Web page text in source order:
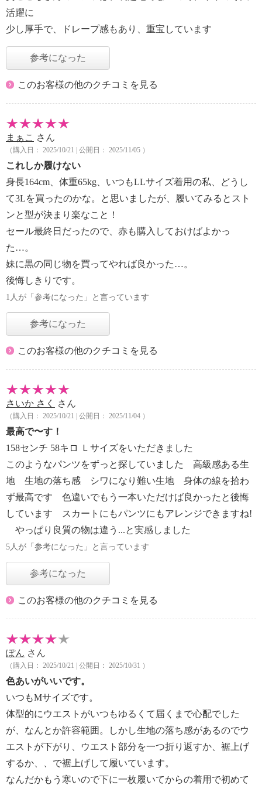
活躍に
少し厚手で、ドレープ感もあり、重宝しています
参考になった
このお客様の他のクチコミを見る
まぁこ さん
（購入日： 2025/10/21 | 公開日： 2025/11/05 ）
これしか履けない
身長164cm、体重65kg、いつもLLサイズ着用の私、どうし
て3Lを買ったのかな。と思いましたが、履いてみるとスト
ンと型が決まり楽なこと！
セール最終日だったので、赤も購入しておけばよかっ
た…。
妹に黒の同じ物を買ってやれば良かった…。
後悔しきりです。
1人が「参考になった」と言っています
参考になった
このお客様の他のクチコミを見る
さいか さく さん
（購入日： 2025/10/21 | 公開日： 2025/11/04 ）
最高で〜す！
158センチ 58キロ Ｌサイズをいただきました
このようなパンツをずっと探していました 高級感ある生
地 生地の落ち感 シワになり難い生地 身体の線を拾わ
ず最高です 色違いでもう一本いただけば良かったと後悔
しています スカートにもパンツにもアレンジできますね!
やっぱり良質の物は違う...と実感しました
5人が「参考になった」と言っています
参考になった
このお客様の他のクチコミを見る
ぽん さん
（購入日： 2025/10/21 | 公開日： 2025/10/31 ）
色あいがいいです。
いつもMサイズです。
体型的にウエストがいつもゆるくて届くまで心配でした
が、なんとか許容範囲。しかし生地の落ち感があるのでウ
エストが下がり、ウエスト部分を一つ折り返すか、裾上げ
するか、、で裾上げして履いています。
なんだかもう寒いので下に一枚履いてからの着用で初めて